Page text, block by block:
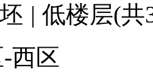
| 低楼层(
西区